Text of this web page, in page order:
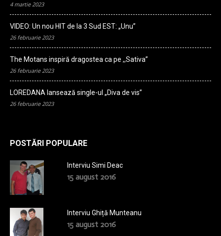
4 martie 2023
VIDEO: Un nou HIT de la 3 Sud EST: „Unu”
26 februarie 2023
The Motans inspiră dragostea ca pe ,,Sativa”
26 februarie 2023
LOREDANA lansează single-ul „Diva de vis”
26 februarie 2023
POSTĂRI POPULARE
Interviu Simi Deac
15 august 2016
Interviu Ghiță Munteanu
15 august 2016